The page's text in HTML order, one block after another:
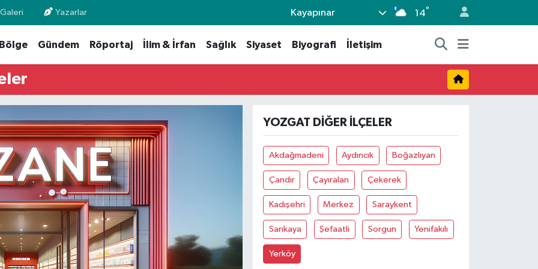
Yazarlar Kayapınar 14°
Bölge Gündem Röportaj İlim & İrfan Sağlık Siyaset Biyografi İletişim
YOZGAT DIĞER İLÇELER
Akdağmadeni Aydıncık Boğazlıyan
Çandır Çayıralan Çekerek
Kadışehri Merkez Saraykent
Sarıkaya Şefaatli Sorgun Yenifakılı
Yerköy